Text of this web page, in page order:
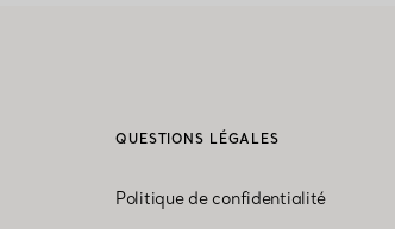
QUESTIONS LÉGALES
Politique de confidentialité